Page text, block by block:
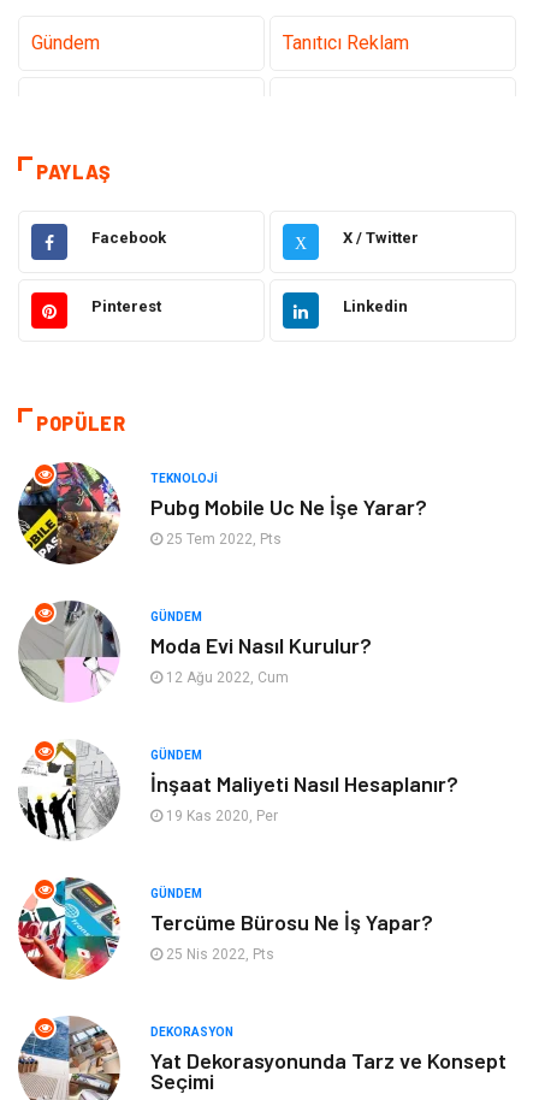
Gündem Tanıtıcı Reklam
Dekorasyon
Eğitim Hukuk
Ulaşım ve Taşımacılık Yapı İnşaat
Tekstil
Bilgisayar ve Yazılım
Alışveriş
Maden ve Metal
Güzellik & Bakım Tatil
Aksesuar Eğitim Kurumları
Hizmet
Mobilya
İnternet
Nakliyat
Hediyelik Eşya
PAYLAŞ
Facebook X X / Twitter
Pinterest Linkedin
POPÜLER
TEKNOLOJI
Pubg Mobile Uc Ne İşe Yarar?
25 Tem 2022, Pts
GÜNDEM
Moda Evi Nasıl Kurulur?
12 Ağu 2022, Cum
GÜNDEM
İnşaat Maliyeti Nasıl Hesaplanır?
19 Kas 2020, Per
GÜNDEM
Tercüme Bürosu Ne İş Yapar?
25 Nis 2022, Pts
DEKORASYON
Yat Dekorasyonunda Tarz ve Konsept
Seçimi